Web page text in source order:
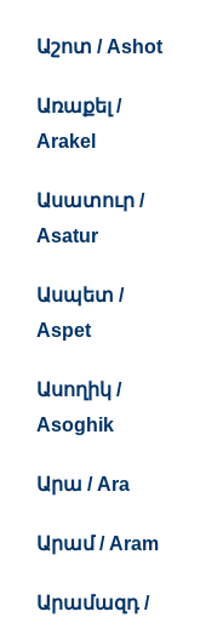
Աշոտ / Ashot
Առաքել /
Arakel
Ասատուր /
Asatur
Ասպետ /
Aspet
Ասողիկ /
Asoghik
Արա / Ara
Արամ / Aram
Արամազդ /